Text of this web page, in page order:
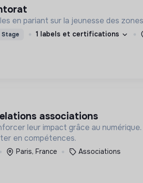
en pariant sur la jeunesse des
Stage 1 labels et certifications
associations
leur impact grâce au
en compétences.
Paris, France Associations